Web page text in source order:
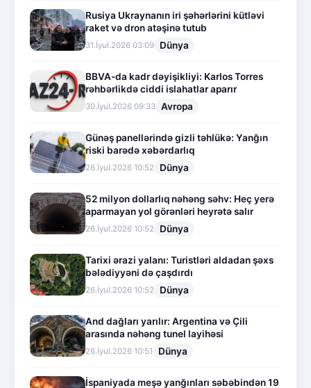
Rusiya Ukraynanın iri şəhərlərini kütləvi
raket və dron atəşinə tutub
31.İyul.2026 03:09 Dünya
BBVA-da kadr dəyişikliyi: Karlos Torres
rəhbərlikdə ciddi islahatlar aparır
30.İyul.2026 09:33 Avropa
Günəş panellərində gizli təhlükə: Yanğın
riski barədə xəbərdarlıq
26.İyul.2026 10:52 Dünya
52 milyon dollarlıq nəhəng səhv: Heç yerə
aparmayan yol görənləri heyrətə salır
26.İyul.2026 10:52 Dünya
Tarixi ərazi yalanı: Turistləri aldadan şəxs
bələdiyyəni də çaşdırdı
26.İyul.2026 10:52 Dünya
And dağları yarılır: Argentina və Çili
arasında nəhəng tunel layihəsi
26.İyul.2026 10:51 Dünya
İspaniyada meşə yanğınları səbəbindən 19